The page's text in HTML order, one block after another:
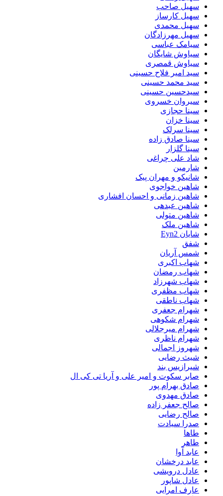
سهیل صاحب
سهیل کارساز
سهیل محمدی
سهیل مهرزادگان
سیامک عباسی
سیاوش شایگان
سیاوش قمصری
سید امیر فلاح حسینی
سید محمد حسینی
سیدحسین حسینی
سیروان خسروی
سینا حجازی
سینا خزان
سینا سرلک
سینا صادق زاده
سینا گلزار
شاد علی چراغی
شارمین
شانیکو و مهران پیک
شاهین خواجوی
شاهین زمانی و احسان افشاری
شاهین عبدهی
شاهین متولی
شاهین ملک
شایان Eyn2
شفق
شمس آریان
شهاب اکبری
شهاب رمضان
شهاب شهرزاد
شهاب مظفری
شهاب ناطقی
شهرام جعفری
شهرام شکوهی
شهرام میرجلالی
شهرام ناظری
شهروز اجمالی
شیث رضایی
شیرازیس بند
صابر سکوت و امیر علی و آریا تی کی ال
صادق بهرام پور
صادق مهدوی
صالح جعفر زاده
صالح رضایی
صدرا سیادت
طاها
طاهر
عابد آوا
عابد درخشان
عادل درویشی
عادل شاپور
عارف امرایی